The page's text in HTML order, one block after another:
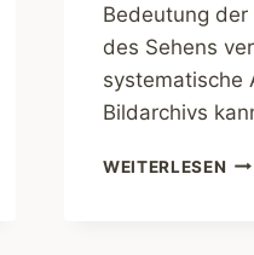
Bedeutung der
des Sehens
systematische
Bildarchivs
WEITERLESEN